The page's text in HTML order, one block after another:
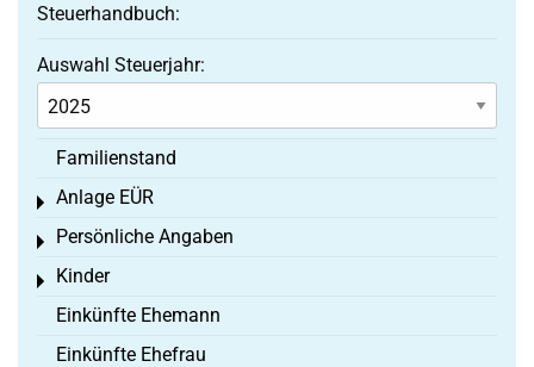
Steuerhandbuch:
Auswahl Steuerjahr:
Familienstand
Anlage EÜR
Toggle menu
Persönliche Angaben
Toggle menu
Kinder
Toggle menu
Einkünfte Ehemann
Einkünfte Ehefrau